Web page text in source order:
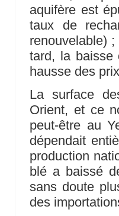
aquifère est
taux de
renouvelable)
tard, la baisse
hausse des
La surface
Orient, et ce
peut-être au
dépendait
production
blé a baissé
sans doute
des